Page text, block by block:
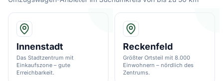
Innenstadt
Das Stadtzentrum mit
Einkaufszone – gute
Erreichbarkeit.
Reckenfeld
Größter Ortsteil mit 8.000
Einwohnern – nördlich des
Zentrums.